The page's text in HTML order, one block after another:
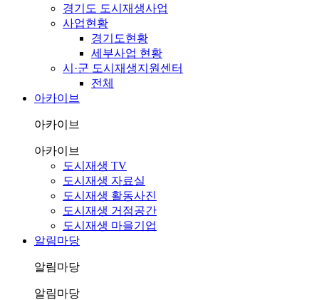
경기도 도시재생사업
사업현황
경기도현황
세부사업 현황
시·군 도시재생지원센터
전체
아카이브
아카이브
아카이브
도시재생 TV
도시재생 자료실
도시재생 활동사진
도시재생 거점공간
도시재생 마을기업
알림마당
알림마당
알림마당